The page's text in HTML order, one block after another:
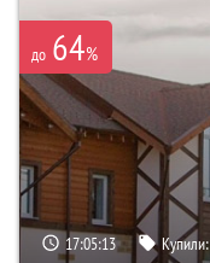
до 64%
17:05:11 Купили: